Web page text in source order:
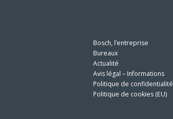
Bosch, l’entreprise
Bureaux
Actualité
Avis légal – Informations
Politique de confidentialité
Politique de cookies (EU)